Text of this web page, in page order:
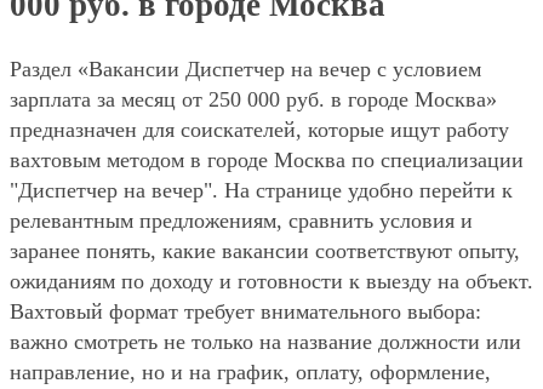
Раздел «Вакансии Диспетчер на вечер с условием
зарплата за месяц от 250 000 руб. в городе Москва»
предназначен для соискателей, которые ищут работу
вахтовым методом в городе Москва по специализации
"Диспетчер на вечер". На странице удобно перейти к
релевантным предложениям, сравнить условия и
заранее понять, какие вакансии соответствуют опыту,
ожиданиям по доходу и готовности к выезду на объект.
Вахтовый формат требует внимательного выбора:
важно смотреть не только на название должности или
направление, но и на график, оплату, оформление,